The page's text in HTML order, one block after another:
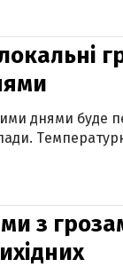
локальні
днями буде
з